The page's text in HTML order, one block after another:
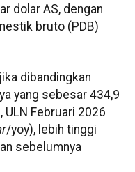
dolar AS, dengan
bruto (PDB)
dibandingkan
yang sebesar 434,9
ULN Februari 2026
/yoy), lebih tinggi
sebelumnya